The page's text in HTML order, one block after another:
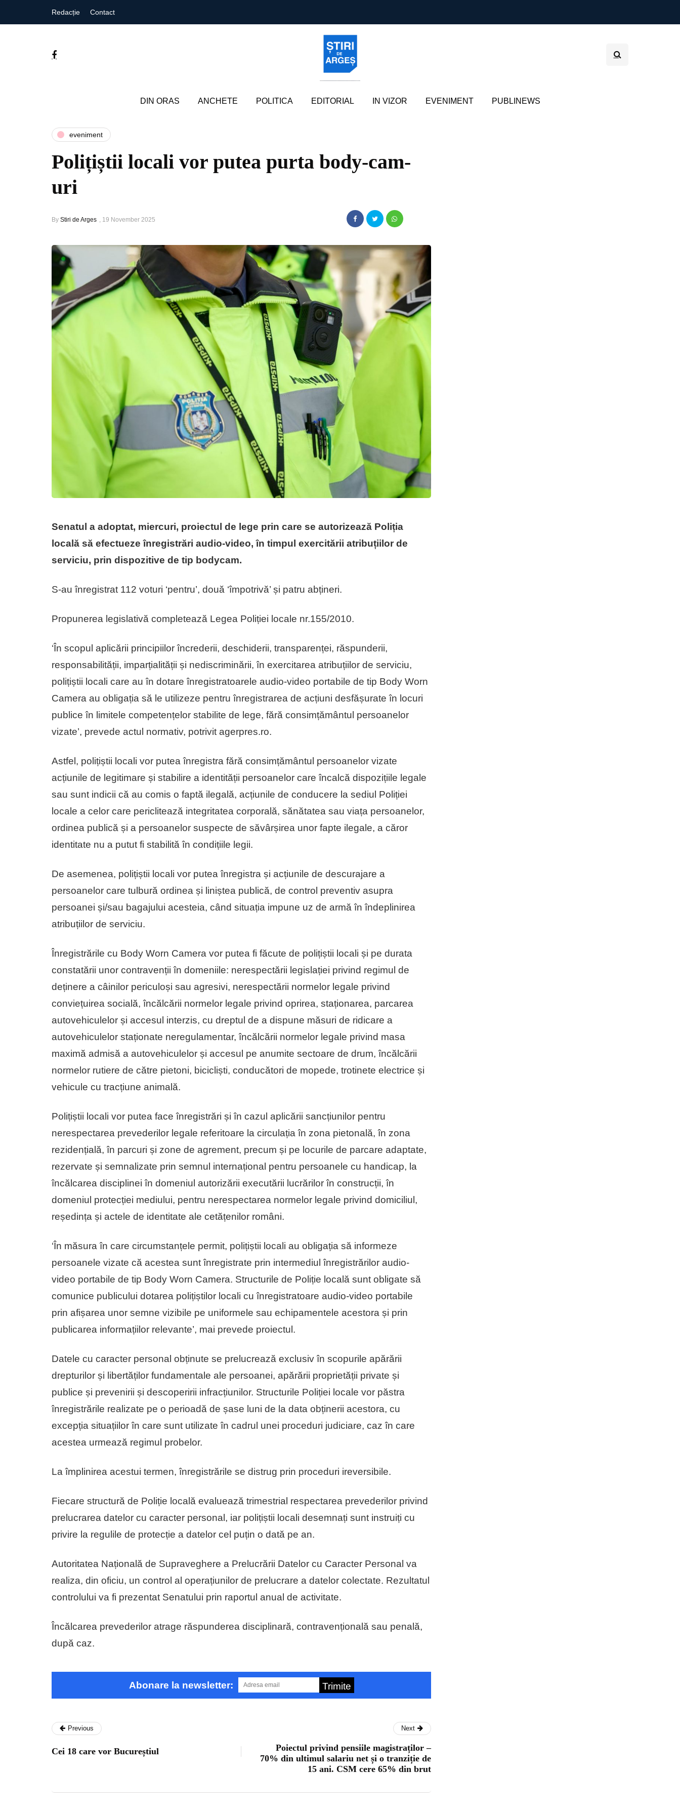
Redacție Contact
DIN ORAS ANCHETE POLITICA EDITORIAL IN VIZOR EVENIMENT PUBLINEWS
eveniment
Polițiștii locali vor putea purta body-cam-
uri
By Stiri de Arges , 19 November 2025
Senatul a adoptat, miercuri, proiectul de lege prin care se autorizează Poliția
locală să efectueze înregistrări audio-video, în timpul exercitării atribuțiilor de
serviciu, prin dispozitive de tip bodycam.
S-au înregistrat 112 voturi ‘pentru’, două ‘împotrivă’ și patru abțineri.
Propunerea legislativă completează Legea Poliției locale nr.155/2010.
‘În scopul aplicării principiilor încrederii, deschiderii, transparenței, răspunderii,
responsabilității, imparțialității și nediscriminării, în exercitarea atribuțiilor de serviciu,
polițiștii locali care au în dotare înregistratoarele audio-video portabile de tip Body Worn
Camera au obligația să le utilizeze pentru înregistrarea de acțiuni desfășurate în locuri
publice în limitele competențelor stabilite de lege, fără consimțământul persoanelor
vizate’, prevede actul normativ, potrivit agerpres.ro.
Astfel, polițiștii locali vor putea înregistra fără consimțământul persoanelor vizate
acțiunile de legitimare și stabilire a identității persoanelor care încalcă dispozițiile legale
sau sunt indicii că au comis o faptă ilegală, acțiunile de conducere la sediul Poliției
locale a celor care periclitează integritatea corporală, sănătatea sau viața persoanelor,
ordinea publică și a persoanelor suspecte de săvârșirea unor fapte ilegale, a căror
identitate nu a putut fi stabilită în condițiile legii.
De asemenea, polițiștii locali vor putea înregistra și acțiunile de descurajare a
persoanelor care tulbură ordinea și liniștea publică, de control preventiv asupra
persoanei și/sau bagajului acesteia, când situația impune uz de armă în îndeplinirea
atribuțiilor de serviciu.
Înregistrările cu Body Worn Camera vor putea fi făcute de polițiștii locali și pe durata
constatării unor contravenții în domeniile: nerespectării legislației privind regimul de
deținere a câinilor periculoși sau agresivi, nerespectării normelor legale privind
conviețuirea socială, încălcării normelor legale privind oprirea, staționarea, parcarea
autovehiculelor și accesul interzis, cu dreptul de a dispune măsuri de ridicare a
autovehiculelor staționate neregulamentar, încălcării normelor legale privind masa
maximă admisă a autovehiculelor și accesul pe anumite sectoare de drum, încălcării
normelor rutiere de către pietoni, bicicliști, conducători de mopede, trotinete electrice și
vehicule cu tracțiune animală.
Polițiștii locali vor putea face înregistrări și în cazul aplicării sancțiunilor pentru
nerespectarea prevederilor legale referitoare la circulația în zona pietonală, în zona
rezidențială, în parcuri și zone de agrement, precum și pe locurile de parcare adaptate,
rezervate și semnalizate prin semnul internațional pentru persoanele cu handicap, la
încălcarea disciplinei în domeniul autorizării executării lucrărilor în construcții, în
domeniul protecției mediului, pentru nerespectarea normelor legale privind domiciliul,
reședința și actele de identitate ale cetățenilor români.
‘În măsura în care circumstanțele permit, polițiștii locali au obligația să informeze
persoanele vizate că acestea sunt înregistrate prin intermediul înregistrărilor audio-
video portabile de tip Body Worn Camera. Structurile de Poliție locală sunt obligate să
comunice publicului dotarea polițiștilor locali cu înregistratoare audio-video portabile
prin afișarea unor semne vizibile pe uniformele sau echipamentele acestora și prin
publicarea informațiilor relevante’, mai prevede proiectul.
Datele cu caracter personal obținute se prelucrează exclusiv în scopurile apărării
drepturilor și libertăților fundamentale ale persoanei, apărării proprietății private și
publice și prevenirii și descoperirii infracțiunilor. Structurile Poliției locale vor păstra
înregistrările realizate pe o perioadă de șase luni de la data obținerii acestora, cu
excepția situațiilor în care sunt utilizate în cadrul unei proceduri judiciare, caz în care
acestea urmează regimul probelor.
La împlinirea acestui termen, înregistrările se distrug prin proceduri ireversibile.
Fiecare structură de Poliție locală evaluează trimestrial respectarea prevederilor privind
prelucrarea datelor cu caracter personal, iar polițiștii locali desemnați sunt instruiți cu
privire la regulile de protecție a datelor cel puțin o dată pe an.
Autoritatea Națională de Supraveghere a Prelucrării Datelor cu Caracter Personal va
realiza, din oficiu, un control al operațiunilor de prelucrare a datelor colectate. Rezultatul
controlului va fi prezentat Senatului prin raportul anual de activitate.
Încălcarea prevederilor atrage răspunderea disciplinară, contravențională sau penală,
după caz.
Abonare la newsletter: Trimite
Previous
Cei 18 care vor Bucureștiul
Next
Poiectul privind pensiile magistraților –
70% din ultimul salariu net și o tranziție de
15 ani. CSM cere 65% din brut